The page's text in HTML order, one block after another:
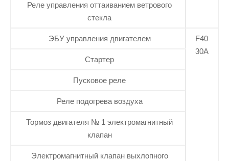
Реле управления оттаиванием ветрового
стекла
ЭБУ управления двигателем
F40
30А
Стартер
Пусковое реле
Реле подогрева воздуха
Тормоз двигателя № 1 электромагнитный
клапан
Электромагнитный клапан выхлопного